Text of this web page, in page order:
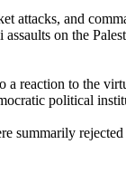
attacks, and
on the
a reaction to the
political
summarily